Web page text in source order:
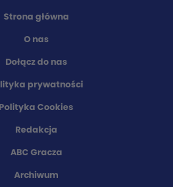
Strona główna
O nas
Dołącz do nas
prywatności
Polityka Cookies
Redakcja
ABC Gracza
Archiwum